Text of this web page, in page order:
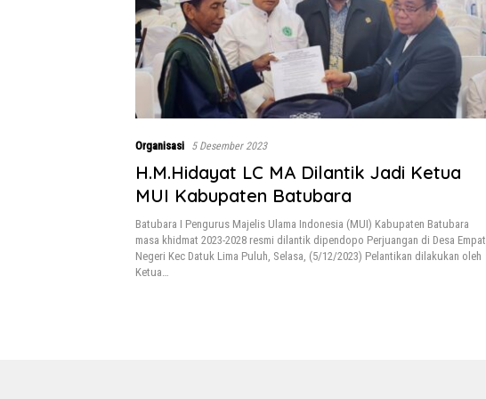
Organisasi 5 Desember 2023
H.M.Hidayat LC MA Dilantik Jadi Ketua
MUI Kabupaten Batubara
Batubara I Pengurus Majelis Ulama Indonesia (MUI) Kabupaten Batubara
masa khidmat 2023-2028 resmi dilantik dipendopo Perjuangan di Desa Empat
Negeri Kec Datuk Lima Puluh, Selasa, (5/12/2023) Pelantikan dilakukan oleh
Ketua…